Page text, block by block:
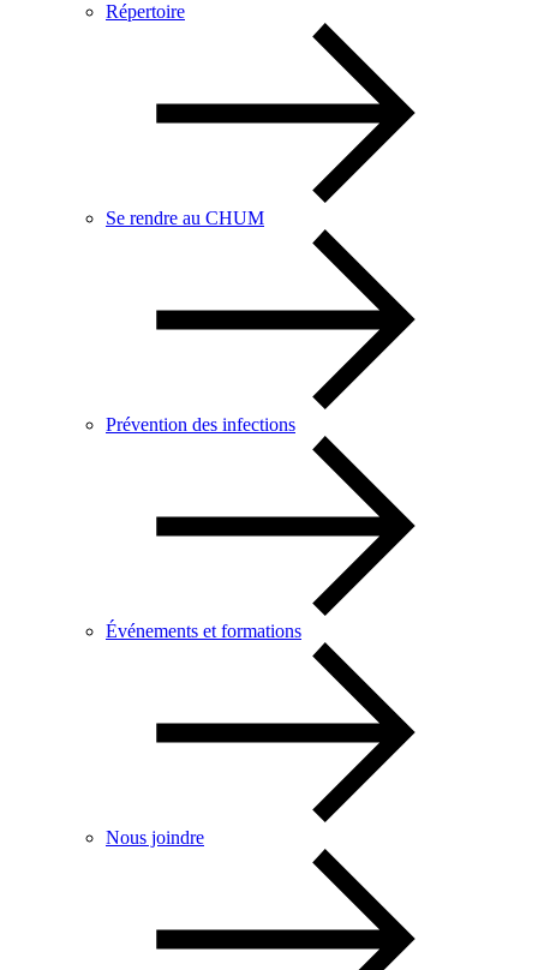
Répertoire
Se rendre au CHUM
Prévention des infections
Événements et formations
Nous joindre